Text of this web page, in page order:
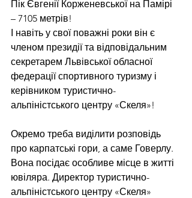
Пік Євгенії Корженевської на Памірі
– 7105 метрів!
І навіть у свої поважні роки він є
членом президії та відповідальним
секретарем Львівської обласної
федерації спортивного туризму і
керівником туристично-
альпіністського центру «Скеля»!
Окремо треба виділити розповідь
про карпатські гори, а саме Говерлу.
Вона посідає особливе місце в житті
ювіляра. Директор туристично-
альпіністського центру «Скеля»